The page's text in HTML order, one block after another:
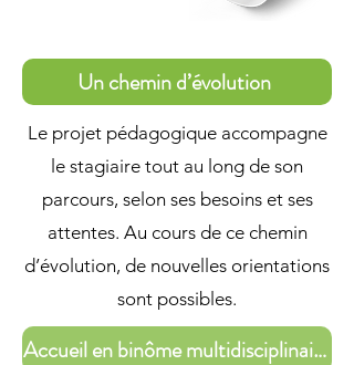
Un chemin d’évolution
Le projet pédagogique accompagne
le stagiaire tout au long de son
parcours, selon ses besoins et ses
attentes. Au cours de ce chemin
d’évolution, de nouvelles orientations
sont possibles.
Accueil en binôme multidisciplinaire